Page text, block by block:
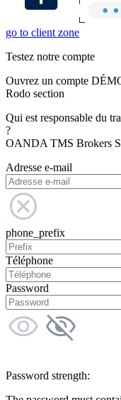
go to client zone
Testez notre compte
Ouvrez un compte
Rodo section
Qui est responsable du
?
OANDA TMS Brokers
Adresse e-mail
phone_prefix
Téléphone
Password
Password strength: